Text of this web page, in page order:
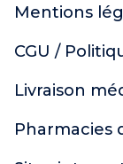
Mentions
CGU /
Livraison
Pharmacies